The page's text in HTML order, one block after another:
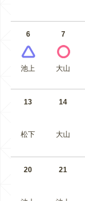
6
池上
7
大山
13
松下
14
大山
20 21